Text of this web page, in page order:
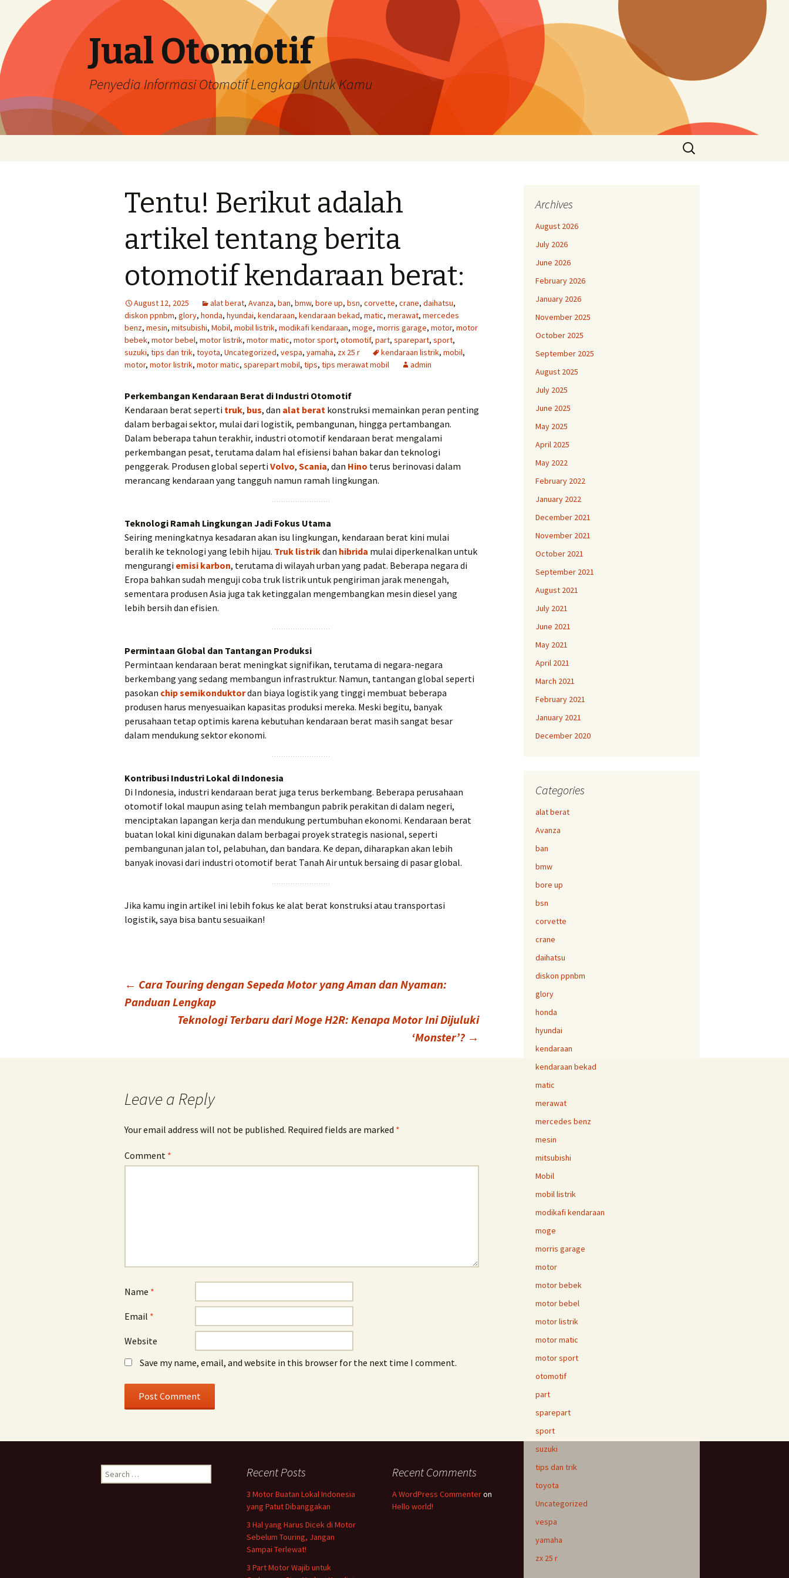
Jual Otomotif
Penyedia Informasi Otomotif Lengkap Untuk Kamu
Search
for:
Tentu! Berikut adalah
artikel tentang berita
otomotif kendaraan berat:
August 12, 2025 alat berat, Avanza, ban, bmw, bore up, bsn, corvette, crane, daihatsu,
diskon ppnbm, glory, honda, hyundai, kendaraan, kendaraan bekad, matic, merawat, mercedes
benz, mesin, mitsubishi, Mobil, mobil listrik, modikafi kendaraan, moge, morris garage, motor, motor
bebek, motor bebel, motor listrik, motor matic, motor sport, otomotif, part, sparepart, sport,
suzuki, tips dan trik, toyota, Uncategorized, vespa, yamaha, zx 25 r kendaraan listrik, mobil,
motor, motor listrik, motor matic, sparepart mobil, tips, tips merawat mobil admin
Perkembangan Kendaraan Berat di Industri Otomotif
Kendaraan berat seperti truk, bus, dan alat berat konstruksi memainkan peran penting
dalam berbagai sektor, mulai dari logistik, pembangunan, hingga pertambangan.
Dalam beberapa tahun terakhir, industri otomotif kendaraan berat mengalami
perkembangan pesat, terutama dalam hal efisiensi bahan bakar dan teknologi
penggerak. Produsen global seperti Volvo, Scania, dan Hino terus berinovasi dalam
merancang kendaraan yang tangguh namun ramah lingkungan.
Teknologi Ramah Lingkungan Jadi Fokus Utama
Seiring meningkatnya kesadaran akan isu lingkungan, kendaraan berat kini mulai
beralih ke teknologi yang lebih hijau. Truk listrikdan hibrida mulai diperkenalkan untuk
mengurangi emisi karbon, terutama di wilayah urban yang padat. Beberapa negara di
Eropa bahkan sudah menguji coba truk listrik untuk pengiriman jarak menengah,
sementara produsen Asia juga tak ketinggalan mengembangkan mesin diesel yang
lebih bersih dan efisien.
Permintaan Global dan Tantangan Produksi
Permintaan kendaraan berat meningkat signifikan, terutama di negara-negara
berkembang yang sedang membangun infrastruktur. Namun, tantangan global seperti
pasokan chip semikonduktordan biaya logistik yang tinggi membuat beberapa
produsen harus menyesuaikan kapasitas produksi mereka. Meski begitu, banyak
perusahaan tetap optimis karena kebutuhan kendaraan berat masih sangat besar
dalam mendukung sektor ekonomi.
Kontribusi Industri Lokal di Indonesia
Di Indonesia, industri kendaraan berat juga terus berkembang. Beberapa perusahaan
otomotif lokal maupun asing telah membangun pabrik perakitan di dalam negeri,
menciptakan lapangan kerja dan mendukung pertumbuhan ekonomi. Kendaraan berat
buatan lokal kini digunakan dalam berbagai proyek strategis nasional, seperti
pembangunan jalan tol, pelabuhan, dan bandara. Ke depan, diharapkan akan lebih
banyak inovasi dari industri otomotif berat Tanah Air untuk bersaing di pasar global.
Jika kamu ingin artikel ini lebih fokus ke alat berat konstruksi atau transportasi
logistik, saya bisa bantu sesuaikan!
← Cara Touring dengan Sepeda Motor yang Aman dan Nyaman:
Panduan Lengkap
Teknologi Terbaru dari Moge H2R: Kenapa Motor Ini Dijuluki
‘Monster’? →
Leave a Reply
Your email address will not be published. Required fields are marked *
Comment *
Name *
Email *
Website
Save my name, email, and website in this browser for the next time I comment.
Archives
August 2026
July 2026
June 2026
February 2026
January 2026
November 2025
October 2025
September 2025
August 2025
July 2025
June 2025
May 2025
April 2025
May 2022
February 2022
January 2022
December 2021
November 2021
October 2021
September 2021
August 2021
July 2021
June 2021
May 2021
April 2021
March 2021
February 2021
January 2021
December 2020
Categories
alat berat
Avanza
ban
bmw
bore up
bsn
corvette
crane
daihatsu
diskon ppnbm
glory
honda
hyundai
kendaraan
kendaraan bekad
matic
merawat
mercedes benz
mesin
mitsubishi
Mobil
mobil listrik
modikafi kendaraan
moge
morris garage
motor
motor bebek
motor bebel
motor listrik
motor matic
motor sport
otomotif
part
sparepart
sport
suzuki
tips dan trik
toyota
Uncategorized
vespa
yamaha
zx 25 r
Search
for:
Recent Posts
3 Motor Buatan Lokal Indonesia
yang Patut Dibanggakan
3 Hal yang Harus Dicek di Motor
Sebelum Touring, Jangan
Sampai Terlewat!
3 Part Motor Wajib untuk
Recent Comments
A WordPress Commenteron
Hello world!